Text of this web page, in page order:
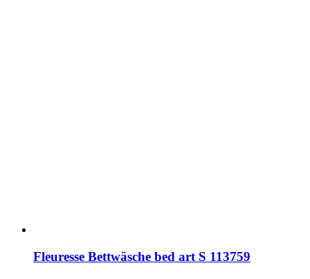
Fleuresse Bettwäsche bed art S 113759